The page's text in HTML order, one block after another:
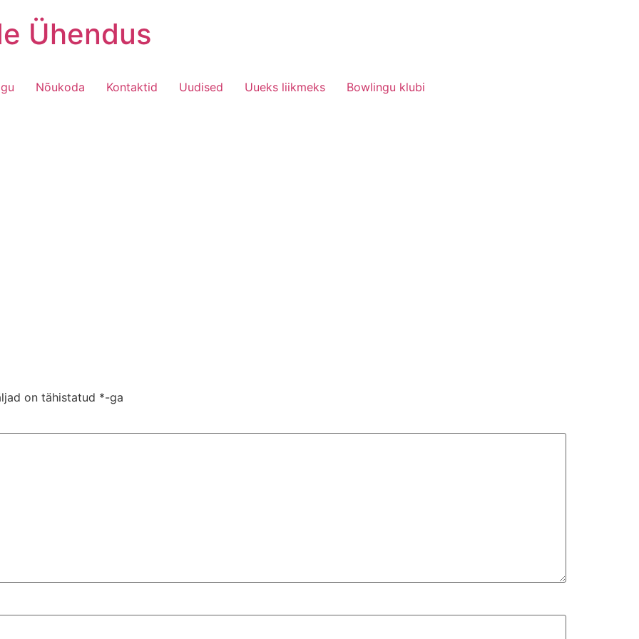
Ühendus
Nõukoda Kontaktid Uudised Uueks liikmeks
Bowlingu klubi
on tähistatud *-ga